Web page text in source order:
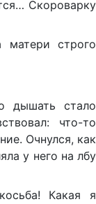
Скороварку
строго
дышать стало
что-то
Очнулся, как
у него на лбу
Какая я